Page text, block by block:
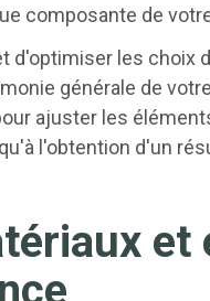
composante de
les choix
générale de
ajuster les
l'obtention d'un
et